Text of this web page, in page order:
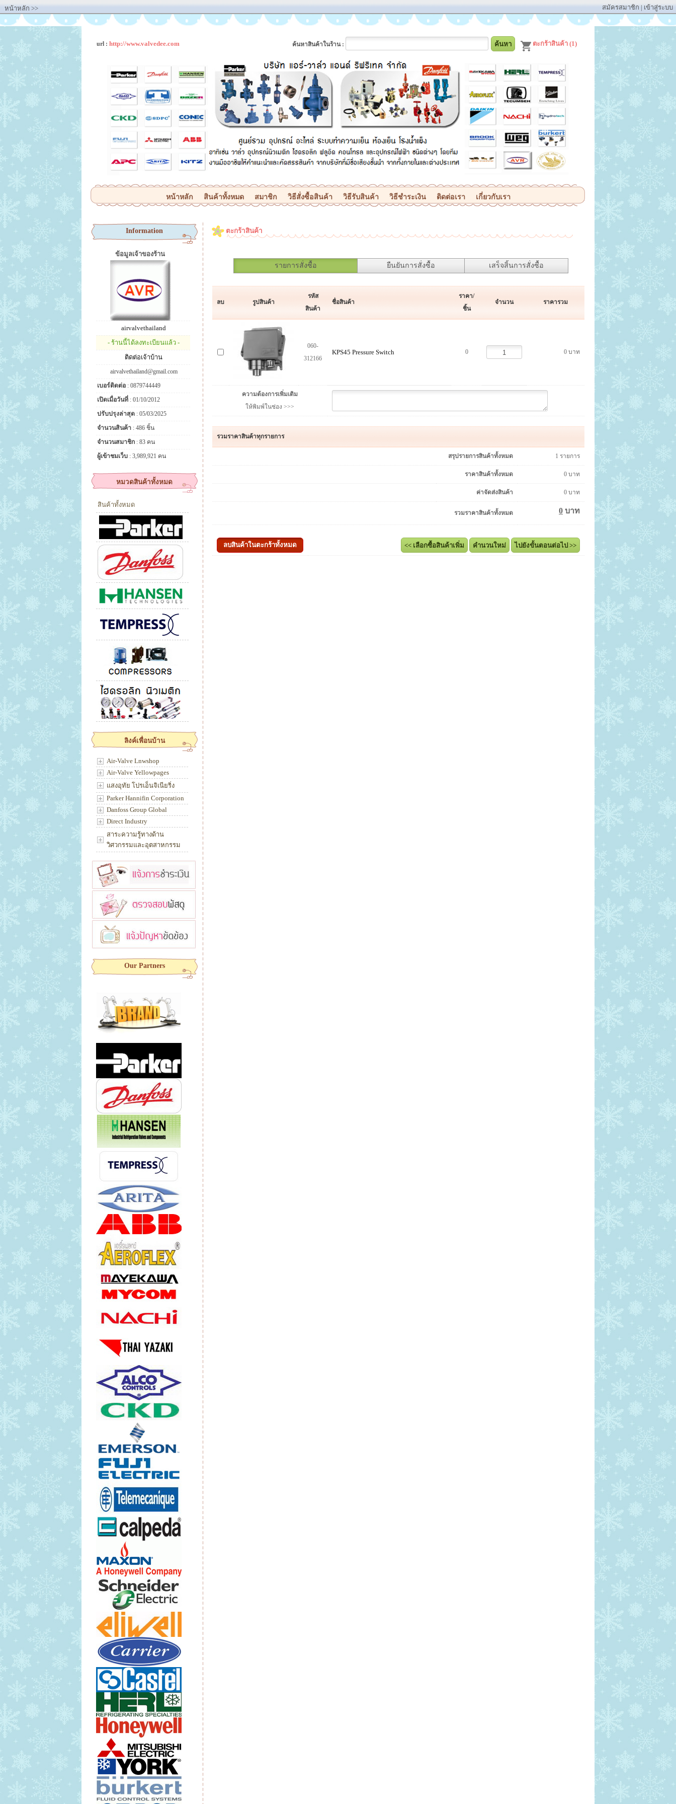
หน้าหลัก >> สมัครสมาชิก | เข้าสู่ระบบ
ตะกร้าสินค้า (1)
url : http://www.valvedee.com ค้นหาสินค้าในร้าน :
หน้าหลัก สินค้าทั้งหมด สมาชิก วิธีสั่งซื้อสินค้า วิธีรับสินค้า วิธีชำระเงิน ติดต่อเรา เกี่ยวกับเรา
Information
ข้อมูลเจ้าของร้าน
airvalvethailand
- ร้านนี้ได้ลงทะเบียนแล้ว -
ติดต่อเจ้าบ้าน
airvalvethailand@gmail.com
เบอร์ติดต่อ : 0879744449
เปิดเมื่อวันที่ : 01/10/2012
ปรับปรุงล่าสุด : 05/03/2025
จำนวนสินค้า : 486 ชิ้น
จำนวนสมาชิก : 83 คน
ผู้เข้าชมเว็บ : 3,989,921 คน
หมวดสินค้าทั้งหมด
สินค้าทั้งหมด
ลิงค์เพื่อนบ้าน
Air-Valve Lnwshop
Air-Valve Yellowpages
แสงอุทัย โปรเอ็นจิเนียริ่ง
Parker Hannifin Corporation
Danfoss Group Global
Direct Industry
สาระความรู้ทางด้าน
วิศวกรรมและอุตสาหกรรม
Our Partners
ตะกร้าสินค้า
รายการสั่งซื้อ ยืนยันการสั่งซื้อ เสร็จสิ้นการสั่งซื้อ
ลบ รูปสินค้า
รหัส
สินค้า
ชื่อสินค้า
ราคา/
ชิ้น
จำนวน ราคารวม
060-
312166
KPS45 Pressure Switch 0 0 บาท
ความต้องการเพิ่มเติม
ให้พิมพ์ในช่อง >>>
รวมราคาสินค้าทุกรายการ
สรุปรายการสินค้าทั้งหมด 1 รายการ
ราคาสินค้าทั้งหมด 0 บาท
ค่าจัดส่งสินค้า 0 บาท
รวมราคาสินค้าทั้งหมด 0 บาท